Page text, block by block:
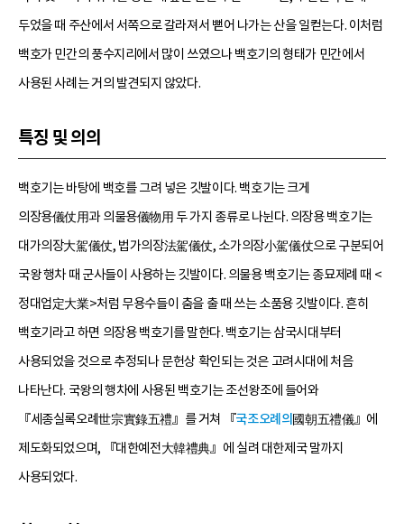
두었을 때 주산에서 서쪽으로 갈라져서 뻗어 나가는 산을 일컫는다. 이처럼
백호가 민간의 풍수지리에서 많이 쓰였으나 백호기의 형태가 민간에서
사용된 사례는 거의 발견되지 않았다.
특징 및 의의
백호기는 바탕에 백호를 그려 넣은 깃발이다. 백호기는 크게
의장용儀仗用과 의물용儀物用 두 가지 종류로 나뉜다. 의장용 백호기는
대가의장大駕儀仗, 법가의장法駕儀仗, 소가의장小駕儀仗으로 구분되어
국왕 행차 때 군사들이 사용하는 깃발이다. 의물용 백호기는 종묘제례 때 <
정대업定大業>처럼 무용수들이 춤을 출 때 쓰는 소품용 깃발이다. 흔히
백호기라고 하면 의장용 백호기를 말한다. 백호기는 삼국시대부터
사용되었을 것으로 추정되나 문헌상 확인되는 것은 고려시대에 처음
나타난다. 국왕의 행차에 사용된 백호기는 조선왕조에 들어와
『세종실록오례世宗實錄五禮』를 거쳐 『국조오례의國朝五禮儀』에
제도화되었으며, 『대한예전大韓禮典』에 실려 대한제국 말까지
사용되었다.